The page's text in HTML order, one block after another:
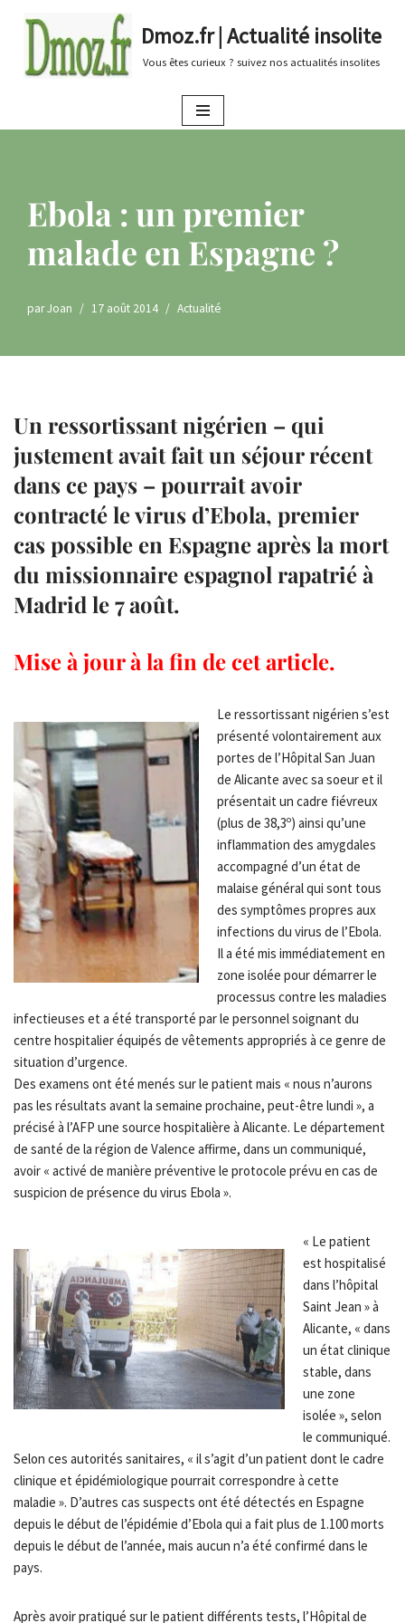
au
Dmoz.fr | Actualité insolite
Vous êtes curieux ? suivez nos actualités insolites
Ebola : un premier
malade en Espagne ?
parJoan 17 août 2014 Actualité
Un ressortissant nigérien – qui
justement avait fait un séjour récent
dans ce pays – pourrait avoir
contracté le virus d’Ebola, premier
cas possible en Espagne après la mort
du missionnaire espagnol rapatrié à
Madrid le 7 août.
Mise à jour à la fin de cet article.
Le ressortissant nigérien s’est
présenté volontairement aux
portes de l’Hôpital San Juan
de Alicante avec sa soeur et il
présentait un cadre fiévreux
(plus de 38,3º) ainsi qu’une
inflammation des amygdales
accompagné d’un état de
malaise général qui sont tous
des symptômes propres aux
infections du virus de l’Ebola.
Il a été mis immédiatement en
zone isolée pour démarrer le
processus contre les maladies
infectieuses et a été transporté par le personnel soignant du
centre hospitalier équipés de vêtements appropriés à ce genre de
situation d’urgence.
Des examens ont été menés sur le patient mais « nous n’aurons
pas les résultats avant la semaine prochaine, peut-être lundi », a
précisé à l’AFP une source hospitalière à Alicante. Le département
de santé de la région de Valence affirme, dans un communiqué,
avoir « activé de manière préventive le protocole prévu en cas de
suspicion de présence du virus Ebola ».
« Le patient
est hospitalisé
dans l’hôpital
Saint Jean » à
Alicante, « dans
un état clinique
stable, dans
une zone
isolée », selon
le communiqué.
Selon ces autorités sanitaires, « il s’agit d’un patient dont le cadre
clinique et épidémiologique pourrait correspondre à cette
maladie ». D’autres cas suspects ont été détectés en Espagne
depuis le début de l’épidémie d’Ebola qui a fait plus de 1.100 morts
depuis le début de l’année, mais aucun n’a été confirmé dans le
pays.
Après avoir pratiqué sur le patient différents tests, l’Hôpital de